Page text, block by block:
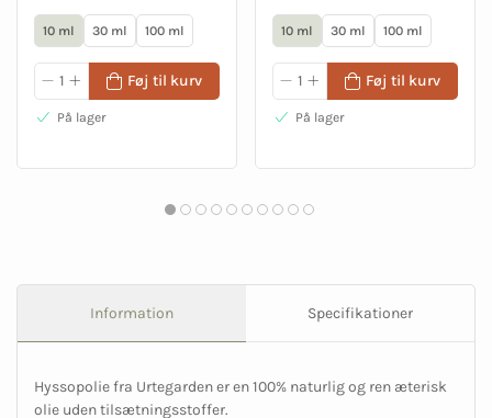
10 ml 30 ml 100 ml
Føj til kurv
På lager
10 ml 30 ml 100 ml
Føj til kurv
På lager
Information Specifikationer
Hyssopolie fra Urtegarden er en 100% naturlig og ren æterisk
olie uden tilsætningsstoffer.